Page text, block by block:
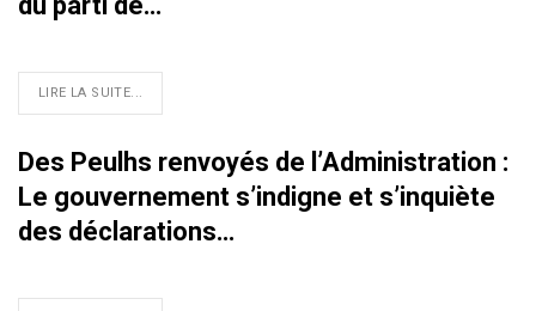
LIRE LA SUITE...
Des Peulhs renvoyés de l’Administration :
Le gouvernement s’indigne et s’inquiète
des déclarations…